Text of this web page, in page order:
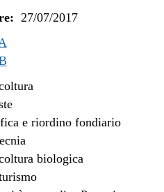
27/07/2017
e riordino fondiario
biologica